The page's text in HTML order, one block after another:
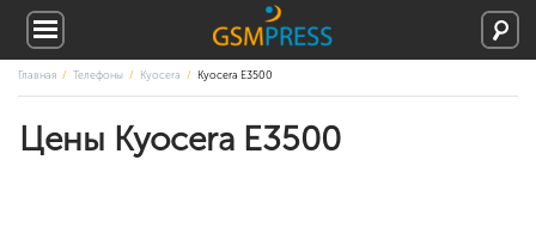
Главная Телефоны Kyocera Kyocera E3500
Цены Kyocera E3500